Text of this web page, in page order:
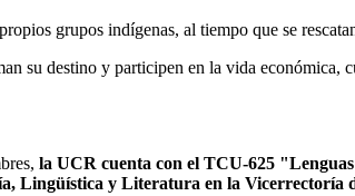
grupos indígenas, al tiempo que se
su destino y participen en la vida económica,
la UCR cuenta con el TCU-625
Lingüística y Literatura en la Vicerrectoría